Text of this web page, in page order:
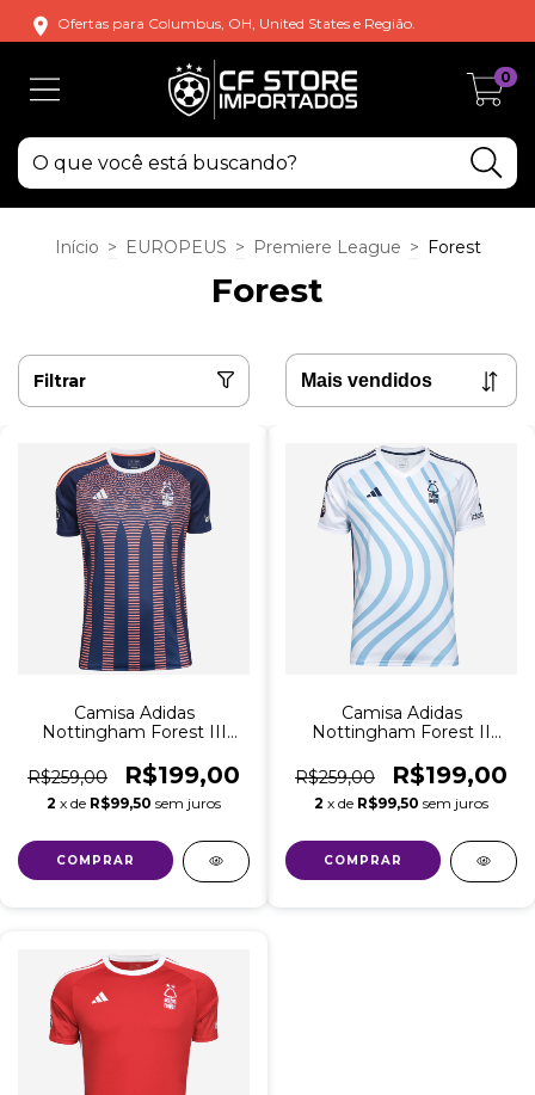
Ofertas para Columbus, OH, United States e Região.
0
Início > EUROPEUS > Premiere League > Forest
Forest
Filtrar
Camisa Adidas
Nottingham Forest III
Masculino
R$259,00 R$199,00
2 x de R$99,50 sem juros
COMPRAR
Camisa Adidas
Nottingham Forest II
Masculino
R$259,00 R$199,00
2 x de R$99,50 sem juros
COMPRAR